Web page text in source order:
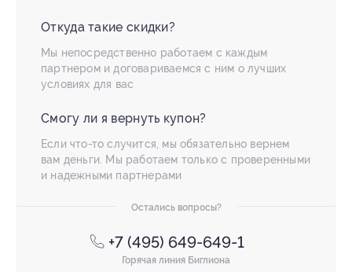
Откуда такие скидки?
Мы непосредственно работаем с каждым
партнером и договариваемся с ним о лучших
условиях для вас
Смогу ли я вернуть купон?
Если что-то случится, мы обязательно вернем
вам деньги. Мы работаем только с проверенными
и надежными партнерами
Остались вопросы?
+7 (495) 649-649-1
Горячая линия Биглиона